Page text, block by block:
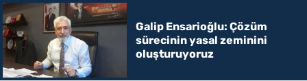
Galip Ensarioğlu: Çözüm
sürecinin yasal zeminini
oluşturuyoruz